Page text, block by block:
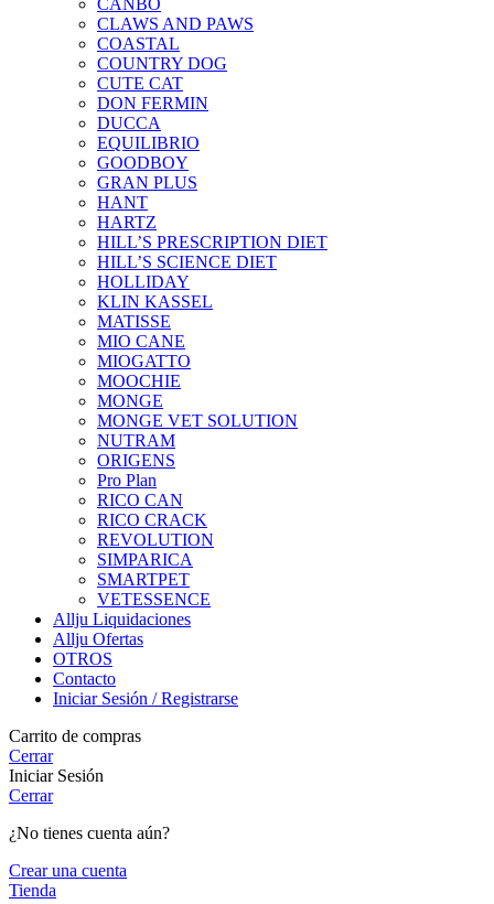
CANBO
CLAWS AND PAWS
COASTAL
COUNTRY DOG
CUTE CAT
DON FERMIN
DUCCA
EQUILIBRIO
GOODBOY
GRAN PLUS
HANT
HARTZ
HILL’S PRESCRIPTION DIET
HILL’S SCIENCE DIET
HOLLIDAY
KLIN KASSEL
MATISSE
MIO CANE
MIOGATTO
MOOCHIE
MONGE
MONGE VET SOLUTION
NUTRAM
ORIGENS
Pro Plan
RICO CAN
RICO CRACK
REVOLUTION
SIMPARICA
SMARTPET
VETESSENCE
Allju Liquidaciones
Allju Ofertas
OTROS
Contacto
Iniciar Sesión / Registrarse
Carrito de compras
Cerrar
Iniciar Sesión
Cerrar
¿No tienes cuenta aún?
Crear una cuenta
Tienda